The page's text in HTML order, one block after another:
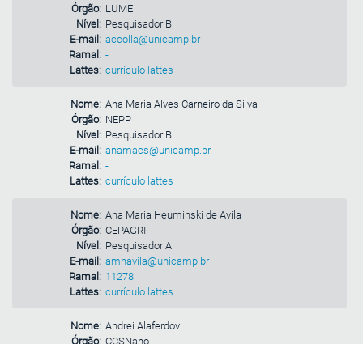
Órgão: LUME
Nível: Pesquisador B
E-mail: accolla@unicamp.br
Ramal: -
Lattes: currículo lattes
Nome: Ana Maria Alves Carneiro da Silva
Órgão: NEPP
Nível: Pesquisador B
E-mail: anamacs@unicamp.br
Ramal: -
Lattes: currículo lattes
Nome: Ana Maria Heuminski de Avila
Órgão: CEPAGRI
Nível: Pesquisador A
E-mail: amhavila@unicamp.br
Ramal: 11278
Lattes: currículo lattes
Nome: Andrei Alaferdov
Órgão: CCSNano